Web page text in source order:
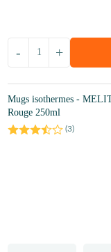
+
-
Mugs isothermes -
Rouge 250ml
(3)